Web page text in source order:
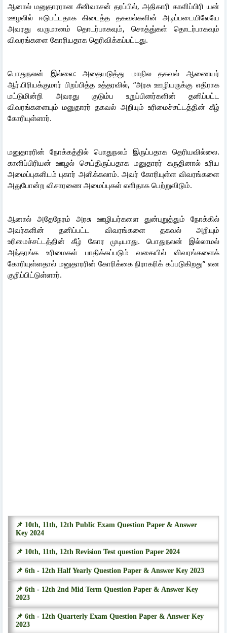
ஆனால் மனுதாரரான சீனிவாசன் தரப்பில், அதிகாரி காளிப்பிரி யன்
ஊழலில் ஈடுபட்டதாக கிடைத்த தகவல்களின் அடிப்படையிலேயே
அவரது வருமானம் தொடர்பாகவும், சொத்து்கள் தொடர்பாகவும்
விவரங்களை கோரியதாக தெரிவிக்கப்பட்டது.
பொதுநலன் இல்லை: அதையடுத்து மாநில தகவல் ஆணையர்
ஆர்.பிரியக்குமார் பிறப்பித்த உத்தரவில், “அரசு ஊழியருக்கு எதிராக
மட்டுமின்றி அவரது குடும்ப உறுப்பினர்களின் தனிப்பட்ட
விவரங்களையும் மனுதாரர் தகவல் அறியும் உரிமைச்சட்டத்தின் கீழ்
கோரியுள்ளார்.
மனுதாரரின் நோக்கத்தில் பொதுநலம் இருப்பதாக தெரியவில்லை.
காளிப்பிரியன் ஊழல் செய்திருப்பதாக மனுதாரர் கருதினால் உரிய
அமைப்புகளிடம் புகார் அளிக்கலாம். அவர் கோரியுள்ள விவரங்களை
அதுபோன்ற விசாரணை அமைப்புகள் எளிதாக பெற்றுவிடும்.
ஆனால் அதேநேரம் அரசு ஊழியர்களை துன்புறுத்தும் நோக்கில்
அவர்களின் தனிப்பட்ட விவரங்களை தகவல் அறியும்
உரிமைச்சட்டத்தின் கீழ் கோர முடியாது. பொதுநலன் இல்லாமல்
அந்தரங்க உரிமைகள் பாதிக்கப்படும் வகையில் விவரங்களைக்
கோரியுள்ளதால் மனுதாரரின் கோரிக்கை நிராகரிக் கப்படுகிறது” என
குறிப்பிட்டுள்ளார்.
📌 10th, 11th, 12th Public Exam Question Paper & Answer
Key 2024
📌 10th, 11th, 12th Revision Test question Paper 2024
📌 6th - 12th Half Yearly Question Paper & Answer Key 2023
📌 6th - 12th 2nd Mid Term Question Paper & Answer Key
2023
📌 6th - 12th Quarterly Exam Question Paper & Answer Key
2023